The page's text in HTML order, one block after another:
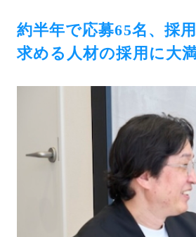
約半年で応募65名、採
求める人材の採用に大